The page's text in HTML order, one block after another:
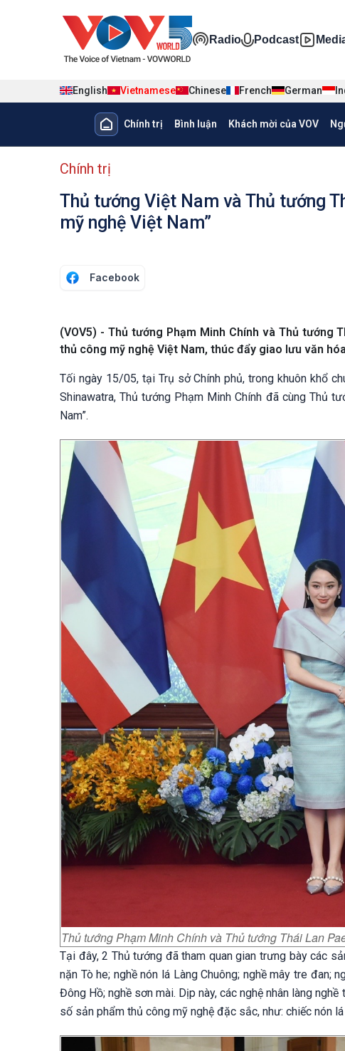
Đa phương
Radio Podcast
English Vietnamese Chinese French German
Main navigation
Chính trị Bình luận Khách mời của VOV
menu phụ tiếng Việt
Chính trị
Thủ tướng Việt Nam và Thủ tướng
mỹ nghệ Việt Nam”
Facebook
(VOV5) - Thủ tướng Phạm Minh Chính và Thủ tướng
thủ công mỹ nghệ Việt Nam, thúc đẩy giao lưu văn
Tối ngày 15/05, tại Trụ sở Chính phủ, trong khuôn khổ
Shinawatra, Thủ tướng Phạm Minh Chính đã cùng Thủ
Nam”.
Thủ tướng Phạm Minh Chính và Thủ tướng Thái Lan
Tại đây, 2 Thủ tướng đã tham quan gian trưng bày các
nặn Tò he; nghề nón lá Làng Chuông; nghề mây tre đan;
Đông Hồ; nghề sơn mài. Dịp này, các nghệ nhân làng
số sản phẩm thủ công mỹ nghệ đặc sắc, như: chiếc nón lá